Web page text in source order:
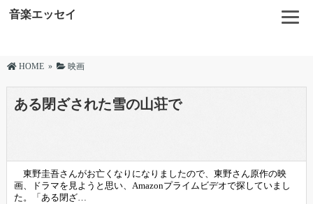
音楽エッセイ
HOME » 映画
ある閉ざされた雪の山荘で
東野圭吾さんがお亡くなりになりましたので、東野さん原作の映
画、ドラマを見ようと思い、Amazonプライムビデオで探していまし
た。「ある閉ざ…